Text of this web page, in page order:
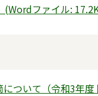
(Wordファイル:
ついて（令和3年